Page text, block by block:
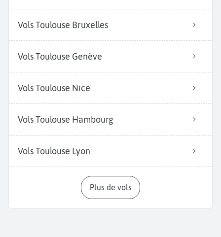
Vols Toulouse Bruxelles
Vols Toulouse Genève
Vols Toulouse Nice
Vols Toulouse Hambourg
Vols Toulouse Lyon
Plus de vols